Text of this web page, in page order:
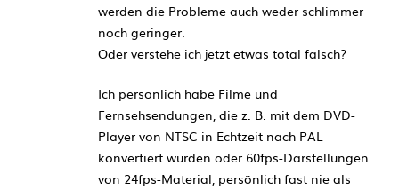
werden die Probleme auch weder schlimmer
noch geringer.
Oder verstehe ich jetzt etwas total falsch?
Ich persönlich habe Filme und
Fernsehsendungen, die z. B. mit dem DVD-
Player von NTSC in Echtzeit nach PAL
konvertiert wurden oder 60fps-Darstellungen
von 24fps-Material, persönlich fast nie als